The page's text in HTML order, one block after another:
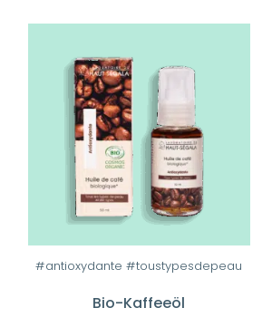
#antioxydante #toustypesdepeau
Bio-Kaffeeöl